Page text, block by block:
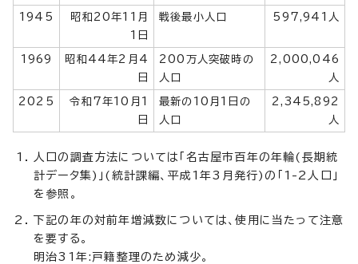
1945
昭和20年11月
1日
戦後最小人口 597,941人
1969
昭和44年2月4
日
200万人突破時の
人口
2,000,046
人
2025
令和7年10月1
日
最新の10月1日の
人口
2,345,892
人
人口の調査方法については「名古屋市百年の年輪(長期統
計データ集)」(統計課編、平成1年3月発行)の「1-2人口」
を参照。
下記の年の対前年増減数については、使用に当たって注意
を要する。
明治31年:戸籍整理のため減少。